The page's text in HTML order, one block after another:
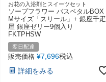
お花の入浴剤とスイーツセット
ソープフラワー バスペタルBOX
Mサイズ「スリール」+ 銀座千疋
屋 銀座ゼリー9個入り
FKTPHSW
翌日配達
販売価格 ¥7,696税込
詳細をみる